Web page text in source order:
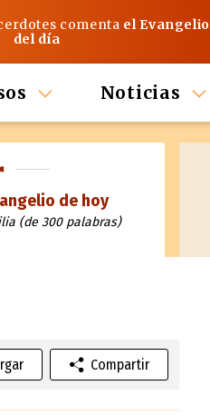
comenta el Evangelio
del día
Noticias
de hoy
(de 300 palabras)
Compartir